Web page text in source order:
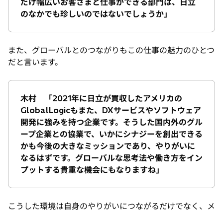
のなかでも珍しいのではないでしょうか」
また、グローバルとのつながりもこの仕事の魅力のひとつ
だと言います。
木村 「2021年に日立が買収したアメリカの
GlobalLogicもまた、DXサービスやソフトウェア
開発に強みを持つ企業です。そうした国内外のグル
ープ企業との協業で、いかにシナジーを創出できる
かも今後の大きなミッションであり、やりがいに
なるはずです。グローバルな思考法や働き方をイン
プットする貴重な機会にもなりますね」
こうした環境は自身のやりがいにつながるだけでなく、メ